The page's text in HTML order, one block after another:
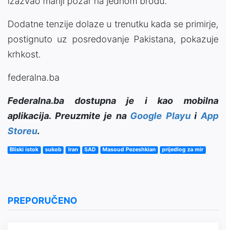
Dodatne tenzije dolaze u trenutku kada se primirje,
postignuto uz posredovanje Pakistana, pokazuje
krhkost.
federalna.ba
Federalna.ba dostupna je i kao mobilna
aplikacija. Preuzmite je na Google PlayuiApp
Storeu.
Bliski istok sukob Iran SAD Masoud Pezeshkian prijedlog za mir
PREPORUČENO